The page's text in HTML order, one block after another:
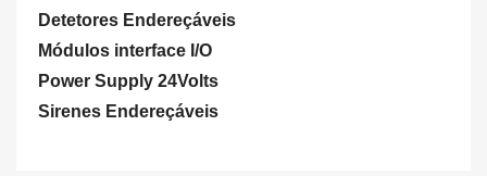
Detetores Endereçáveis
Módulos interface I/O
Power Supply 24Volts
Sirenes Endereçáveis